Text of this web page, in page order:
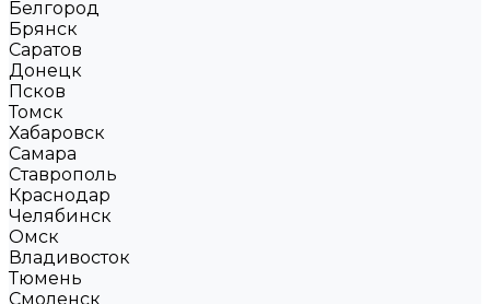
Белгород
Брянск
Саратов
Донецк
Псков
Томск
Хабаровск
Самара
Ставрополь
Краснодар
Челябинск
Омск
Владивосток
Тюмень
Смоленск